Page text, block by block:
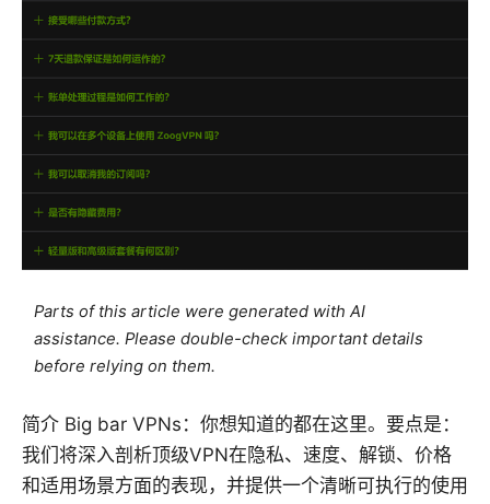
Parts of this article were generated with AI
assistance. Please double-check important details
before relying on them.
简介 Big bar VPNs：你想知道的都在这里。要点是：
我们将深入剖析顶级VPN在隐私、速度、解锁、价格
和适用场景方面的表现，并提供一个清晰可执行的使用